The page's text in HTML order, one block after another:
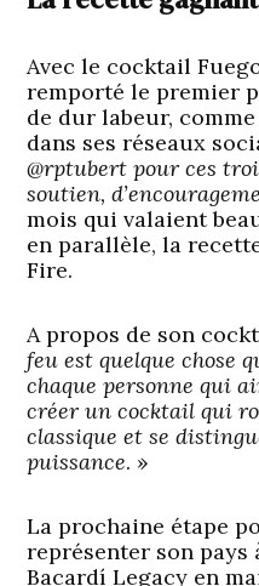
Avec le cocktail
remporté le premier
de dur labeur,
dans ses réseaux
@rptubert pour ces
soutien,
mois qui valaient
en parallèle, la
Fire.
A propos de son
feu est quelque chose
chaque personne qui
créer un cocktail qui
classique et se
puissance. »
La prochaine étape
représenter son pays
Bacardí Legacy en